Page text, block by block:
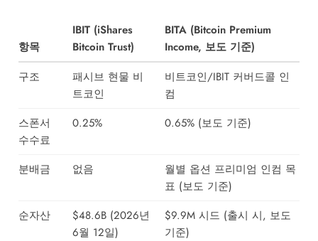
항목
IBIT (iShares
Bitcoin Trust)
BITA (Bitcoin Premium
Income, 보도 기준)
구조
패시브 현물 비
트코인
비트코인/IBIT 커버드콜 인
컴
스폰서
수수료
0.25% 0.65% (보도 기준)
분배금 없음
월별 옵션 프리미엄 인컴 목
표 (보도 기준)
순자산
$48.6B (2026년
6월 12일)
$9.9M 시드 (출시 시, 보도
기준)